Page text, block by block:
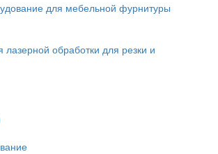
для мебельной фурнитуры
обработки для резки и